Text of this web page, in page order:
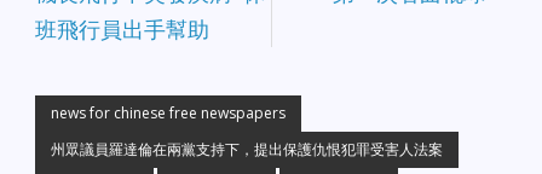
班飛行員出手幫助
news for chinese free newspapers
州眾議員羅達倫在兩黨支持下，提出保護仇恨犯罪受害人法案